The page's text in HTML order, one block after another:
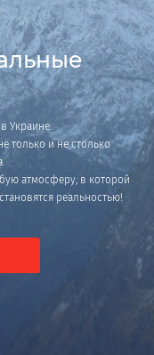
Украине.
только и не столько
атмосферу, в которой
реальностью!